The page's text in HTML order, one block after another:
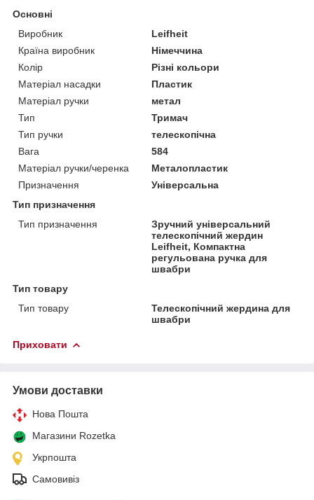
Основні
Виробник
Leifheit
Країна виробник
Німеччина
Колір
Різні кольори
Матеріал насадки
Пластик
Матеріал ручки
метал
Тип
Тримач
Тип ручки
телескопічна
Вага
584
Матеріал ручки/черенка
Металопластик
Призначення
Універсальна
Тип призначення
Тип призначення
Зручний універсальний
телескопічний жердин
Leifheit, Компактна
регульована ручка для
швабри
Тип товару
Тип товару
Телескопічний жердина для
швабри
Приховати
Умови доставки
Нова Пошта
Магазини Rozetka
Укрпошта
Самовивіз